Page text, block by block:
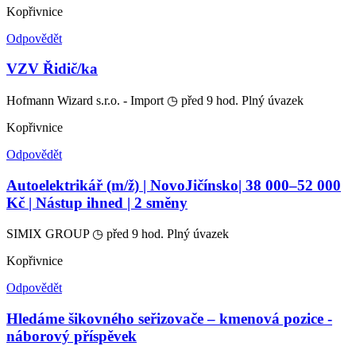
Kopřivnice
Odpovědět
VZV Řidič/ka
Hofmann Wizard s.r.o. - Import ◷ před 9 hod. Plný úvazek
Kopřivnice
Odpovědět
Autoelektrikář (m/ž) | NovoJičínsko| 38 000–52 000
Kč | Nástup ihned | 2 směny
SIMIX GROUP ◷ před 9 hod. Plný úvazek
Kopřivnice
Odpovědět
Hledáme šikovného seřizovače – kmenová pozice -
náborový příspěvek